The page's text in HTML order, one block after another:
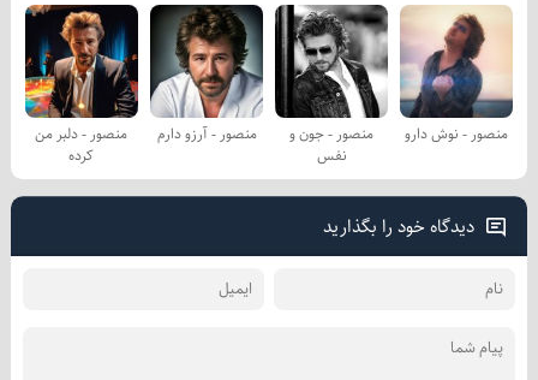
منصور - نوش دارو
منصور - جون و
نفس
منصور - آرزو دارم
منصور - دلبر من
کرده
دیدگاه خود را بگذارید